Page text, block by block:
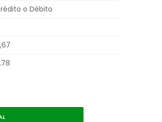
o Débito